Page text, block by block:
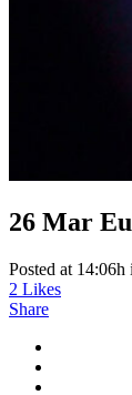
26 Mar
Posted at 14:06h
2 Likes
Share